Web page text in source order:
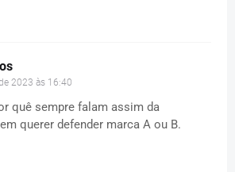
2023 às 16:40
quê sempre falam assim da
querer defender marca A ou B.